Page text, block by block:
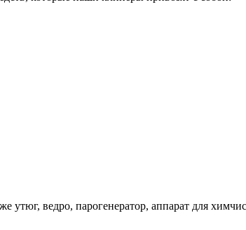
утюг, ведро, парогенератор, аппарат для